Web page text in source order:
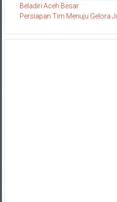
Beladiri Aceh Besar
Persiapan Tim Menuju Gelora